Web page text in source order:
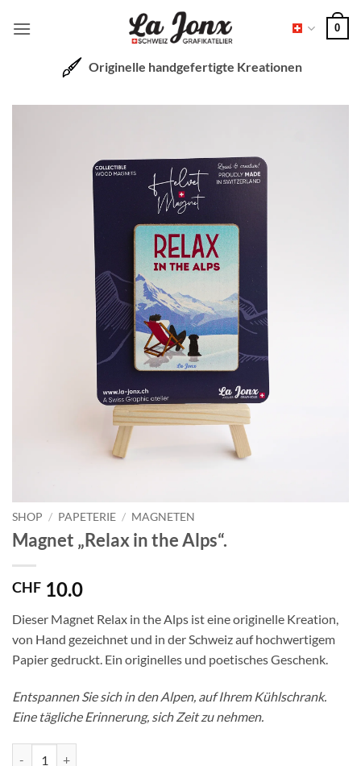
Inhalt
0
Originelle handgefertigte Kreationen
SHOP / PAPETERIE / MAGNETEN
Magnet „Relax in the Alps“.
CHF 10.0
Dieser Magnet Relax in the Alps ist eine originelle Kreation,
von Hand gezeichnet und in der Schweiz auf hochwertigem
Papier gedruckt. Ein originelles und poetisches Geschenk.
Entspannen Sie sich in den Alpen, auf Ihrem Kühlschrank.
Eine tägliche Erinnerung, sich Zeit zu nehmen.